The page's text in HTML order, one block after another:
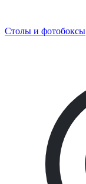
Столы и фотобоксы